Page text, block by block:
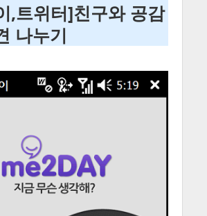
,트위터]친구와 공감
나누기